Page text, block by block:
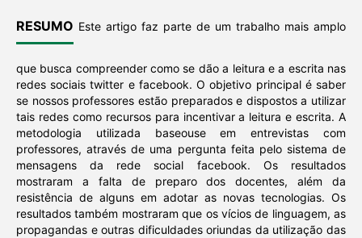
RESUMO Este artigo faz parte de um trabalho mais amplo
que busca compreender como se dão a leitura e a escrita nas
redes sociais twitter e facebook. O objetivo principal é saber
se nossos professores estão preparados e dispostos a utilizar
tais redes como recursos para incentivar a leitura e escrita. A
metodologia utilizada baseouse em entrevistas com
professores, através de uma pergunta feita pelo sistema de
mensagens da rede social facebook. Os resultados
mostraram a falta de preparo dos docentes, além da
resistência de alguns em adotar as novas tecnologias. Os
resultados também mostraram que os vícios de linguagem, as
propagandas e outras dificuldades oriundas da utilização das